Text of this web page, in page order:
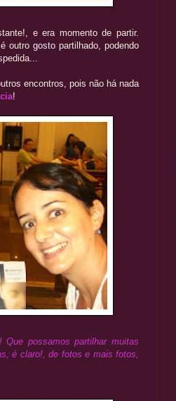
e era momento de partir.
é outro gosto partilhado, podendo
encontros, pois não há nada
!
possamos partilhar muitas
é claro!, de fotos e mais fotos,